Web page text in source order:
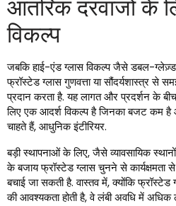
आंतरिक दरवाजों के
विकल्प
जबकि हाई-एंड ग्लास विकल्प जैसे डबल-
फ्रॉस्टेड ग्लास गुणवत्ता या सौंदर्यशास्त्र से
प्रदान करता है. यह लागत और प्रदर्शन के
लिए एक आदर्श विकल्प है जिनका बजट कम है
चाहते हैं, आधुनिक इंटीरियर.
बड़ी स्थापनाओं के लिए, जैसे व्यावसायिक
के बजाय फ्रॉस्टेड ग्लास चुनने से कार्यक्षमता
बचाई जा सकती है. वास्तव में, क्योंकि
की आवश्यकता होती है, वे लंबी अवधि में अधिक